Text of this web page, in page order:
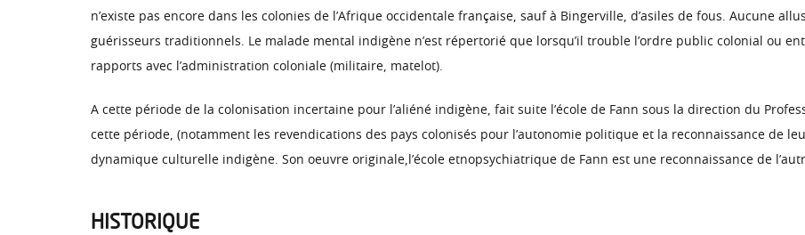
n’existe pas encore dans les colonies de l’Afrique occidentale française, sauf à Bingerville, d’asiles de fous. Aucune
guérisseurs traditionnels. Le malade mental indigène n’est répertorié que lorsqu’il trouble l’ordre public colonial ou
rapports avec l’administration coloniale (militaire, matelot).
A cette période de la colonisation incertaine pour l’aliéné indigène, fait suite l’école de Fann sous la direction du
cette période, (notamment les revendications des pays colonisés pour l’autonomie politique et la reconnaissance de
dynamique culturelle indigène. Son oeuvre originale,l’école etnopsychiatrique de Fann est une reconnaissance de
HISTORIQUE